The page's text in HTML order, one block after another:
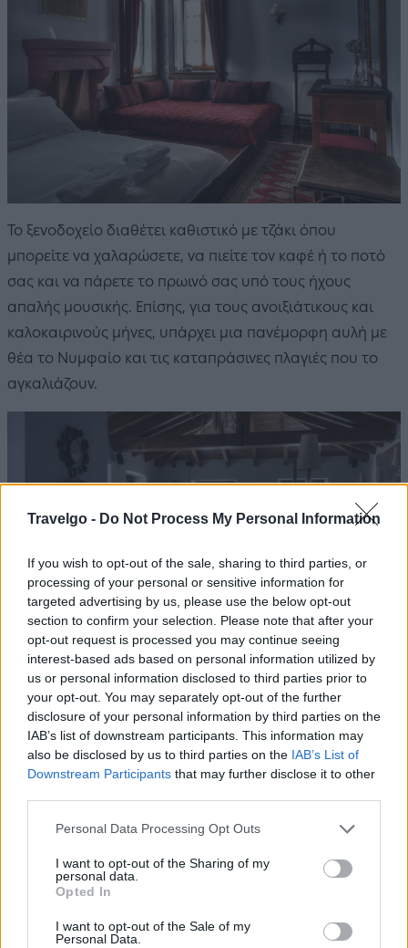
Travelgo - Do Not Process My Personal Information
If you wish to opt-out of the sale, sharing to third parties, or
processing of your personal or sensitive information for
targeted advertising by us, please use the below opt-out
section to confirm your selection. Please note that after your
opt-out request is processed you may continue seeing
interest-based ads based on personal information utilized by
us or personal information disclosed to third parties prior to
your opt-out. You may separately opt-out of the further
disclosure of your personal information by third parties on the
IAB’s list of downstream participants. This information may
also be disclosed by us to third parties on the IAB’s List of
Downstream Participants that may further disclose it to other
Please note that this website/app uses one or more Google
not limited to your visit or usage behaviour. You may click to
grant or deny consent to Google and its third-party tags to
use your data for below specified purposes in below Google
consent section.
Personal Data Processing Opt Outs
I want to opt-out of the Sharing of my
personal data.
Opted In
I want to opt-out of the Sale of my
Personal Data.
Το ξενοδοχείο διαθέτει καθιστικό με τζάκι όπου
μπορείτε να χαλαρώσετε, να πιείτε τον καφέ ή το ποτό
σας και να πάρετε το πρωινό σας υπό τους ήχους
απαλής μουσικής. Επίσης, για τους ανοιξιάτικους και
καλοκαιρινούς μήνες, υπάρχει μια πανέμορφη αυλή με
θέα το Νυμφαίο και τις καταπράσινες πλαγιές που το
αγκαλιάζουν.
Στις Νύμφες η μέρα ξεκινάει ιδιαίτερα όμορφα με ένα
πλούσιο και πεντανόστιμο πρωινό (αναγνωρισμένο από
το Ξενοδοχειακό Επιμελητήριο Ελλάδος), γεμάτο με
παραδοσιακές και χειροποίητες γεύσεις που θα σας